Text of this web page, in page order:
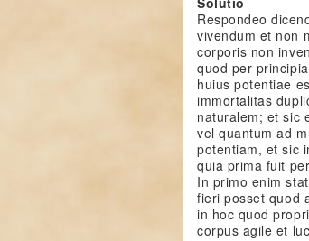
Respondeo
vivendum et non
corporis non
quod per
huius potentiae
immortalitas
naturalem; et sic
vel quantum ad
potentiam, et sic
quia prima fuit
In primo enim
fieri posset quod
in hoc quod
corpus agile et